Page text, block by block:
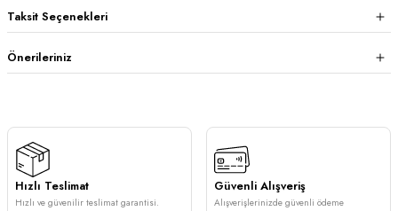
Taksit Seçenekleri
Önerileriniz
Hızlı Teslimat
Hızlı ve güvenilir teslimat garantisi.
Güvenli Alışveriş
Alışverişlerinizde güvenli ödeme